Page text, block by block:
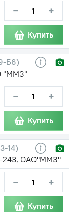
− +
Купить
Б6)
"ММЗ"
− +
Купить
14)
243, ОАО"ММЗ"
− +
Купить